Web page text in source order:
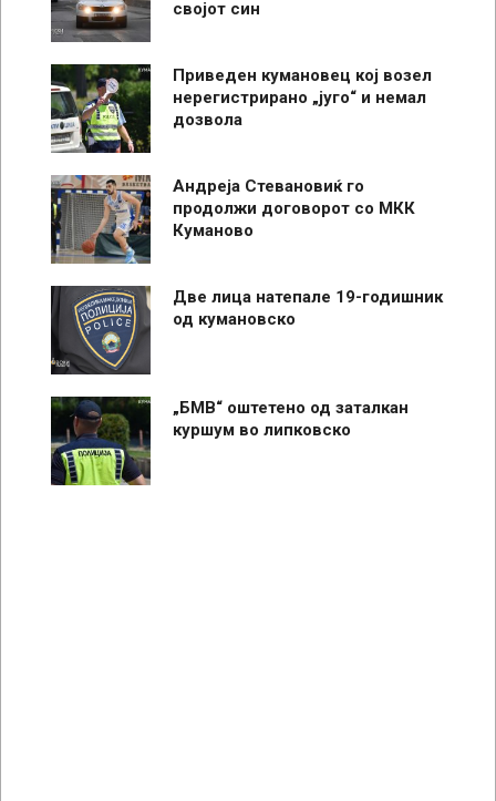
својот син
Приведен кумановец кој возел
нерегистрирано „југо“ и немал
дозвола
Андреја Стевановиќ го
продолжи договорот со МКК
Куманово
Две лица натепале 19-годишник
од кумановско
„БМВ“ оштетено од заталкан
куршум во липковско